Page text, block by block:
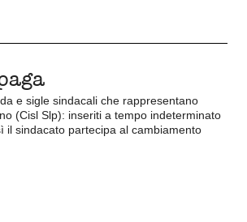
e sigle sindacali che rappresentano
(Cisl Slp): inseriti a tempo indeterminato
il sindacato partecipa al cambiamento